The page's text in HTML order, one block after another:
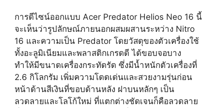
การดีไซน์ออกแบบ Acer Predator Helios Neo 16 นี้
จะเห็นว่ารูปลักษณ์ภายนอกผสมผสานระหว่าง Nitro
16 และความเป็น Predator โดยวัสดุของตัวเครื่องใช้
ทั้งอะลูมิเนียมและพลาสติกเกรดดี ได้ขอบจอบาง
ทำให้มีขนาดเครื่องกระทัดรัด ซึ่งมีน้ำหนักตัวเครื่องที่
2.6 กิโลกรัม เพิ่มความโดดเด่นและสวยงามรุ่นก่อน
หน้าด้านสีเงินที่ขอบด้านหลัง ฝาบนหลักๆ เป็น
ลวดลายและโลโก้ใหม่ ที่แตกต่างชัดเจนก็คือลวดลาย